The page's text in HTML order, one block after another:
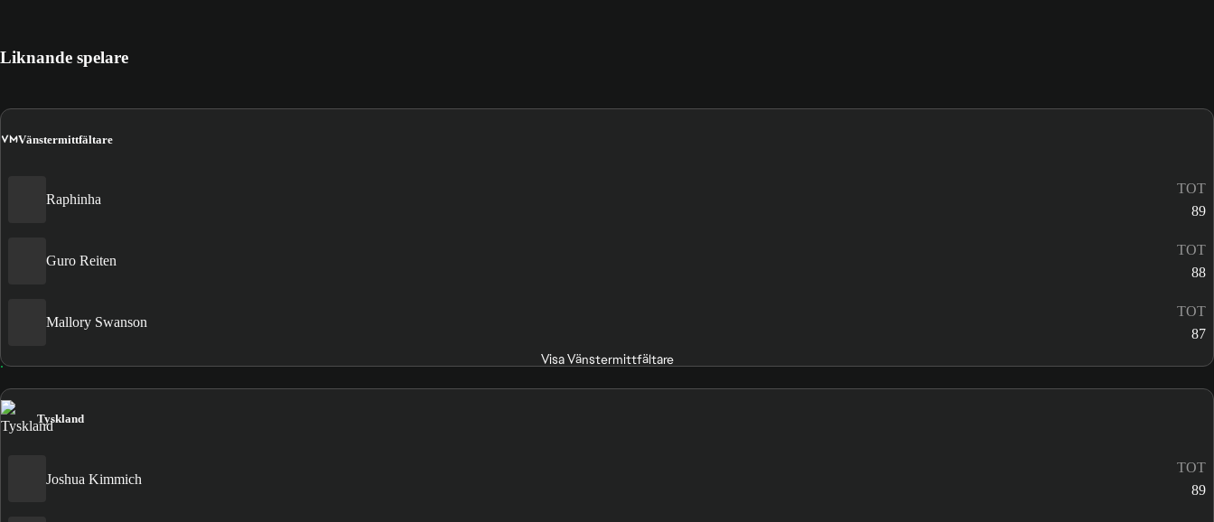
Liknande spelare
VMVänstermittfältare
Raphinha
TOT
89
Guro Reiten
TOT
88
Mallory Swanson
TOT
87
Visa Vänstermittfältare
Tyskland
Joshua Kimmich
TOT
89